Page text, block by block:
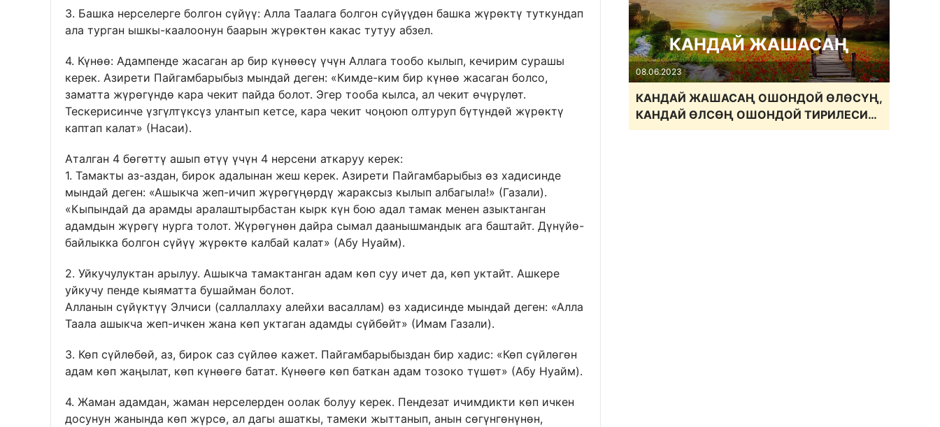
3. Башка нерселерге болгон сүйүү: Алла Таалага болгон сүйүүдөн башка жүрөктү туткундап
ала турган ышкы-каалоонун баарын жүрөктөн какас тутуу абзел.
4. Күнөө: Адампенде жасаган ар бир күнөөсү үчүн Аллага тообо кылып, кечирим сурашы
керек. Азирети Пайгамбарыбыз мындай деген: «Кимде-ким бир күнөө жасаган болсо,
заматта жүрөгүндө кара чекит пайда болот. Эгер тооба кылса, ал чекит өчүрүлөт.
Тескерисинче үзгүлтүксүз улантып кетсе, кара чекит чоңоюп олтуруп бүтүндөй жүрөктү
каптап калат» (Насаи).
Аталган 4 бөгөттү ашып өтүү үчүн 4 нерсени аткаруу керек:
1. Тамакты аз-аздан, бирок адалынан жеш керек. Азирети Пайгамбарыбыз өз хадисинде
мындай деген: «Ашыкча жеп-ичип жүрөгүңөрдү жараксыз кылып албагыла!» (Газали).
«Кыпындай да арамды аралаштырбастан кырк күн бою адал тамак менен азыктанган
адамдын жүрөгү нурга толот. Жүрөгүнөн дайра сымал даанышмандык ага баштайт. Дүнүйө-
байлыкка болгон сүйүү жүрөктө калбай калат» (Абу Нуайм).
2. Уйкучулуктан арылуу. Ашыкча тамактанган адам көп суу ичет да, көп уктайт. Ашкере
уйкучу пенде кыяматта бушайман болот.
Алланын сүйүктүү Элчиси (саллаллаху алейхи васаллам) өз хадисинде мындай деген: «Алла
Таала ашыкча жеп-ичкен жана көп уктаган адамды сүйбөйт» (Имам Газали).
3. Көп сүйлөбөй, аз, бирок саз сүйлөө кажет. Пайгамбарыбыздан бир хадис: «Көп сүйлөгөн
адам көп жаңылат, көп күнөөгө батат. Күнөөгө көп баткан адам тозоко түшөт» (Абу Нуайм).
4. Жаман адамдан, жаман нерселерден оолак болуу керек. Пендезат ичимдикти көп ичкен
досунун жанында көп жүрсө, ал дагы ашаткы, тамеки жыттанып, анын сөгүнгөнүнөн,
КАНДАЙ ЖАШАСАҢ
08.06.2023
КАНДАЙ ЖАШАСАҢ ОШОНДОЙ ӨЛӨСҮҢ,
КАНДАЙ ӨЛСӨҢ ОШОНДОЙ ТИРИЛЕСИҢ
(БЛОК)